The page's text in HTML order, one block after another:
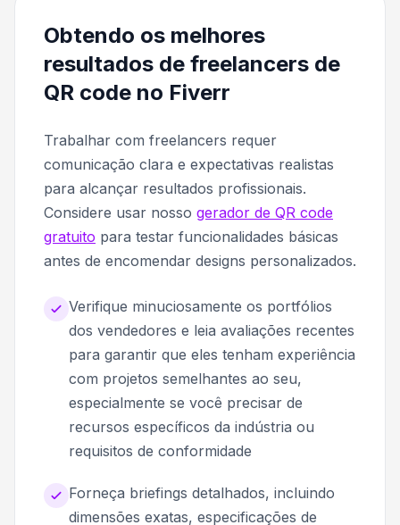
Obtendo os melhores
resultados de freelancers de
QR code no Fiverr
Trabalhar com freelancers requer
comunicação clara e expectativas realistas
para alcançar resultados profissionais.
Considere usar nosso gerador de QR code
gratuito para testar funcionalidades básicas
antes de encomendar designs personalizados.
Verifique minuciosamente os portfólios
dos vendedores e leia avaliações recentes
para garantir que eles tenham experiência
com projetos semelhantes ao seu,
especialmente se você precisar de
recursos específicos da indústria ou
requisitos de conformidade
Forneça briefings detalhados, incluindo
dimensões exatas, especificações de